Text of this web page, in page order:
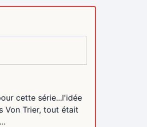
cette série...l'idée
Von Trier, tout était